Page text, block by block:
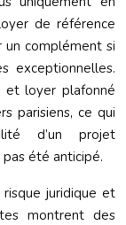
de référence
un complément si
exceptionnelles.
et loyer plafonné
parisiens, ce qui
d’un projet
pas été anticipé.
juridique et
montrent des